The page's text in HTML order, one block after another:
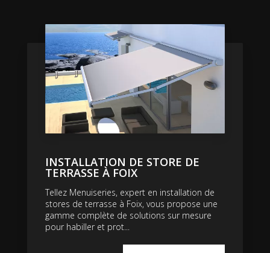
INSTALLATION DE STORE DE
TERRASSE À FOIX
Tellez Menuiseries, expert en installation de
stores de terrasse à Foix, vous propose une
gamme complète de solutions sur mesure
pour habiller et prot...